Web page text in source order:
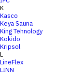
K
Kasco
Keya Sauna
King Tehnology
Kokido
Kripsol
L
LineFlex
LINN